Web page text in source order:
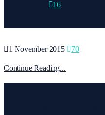
16
1 November 2015 70
Continue Reading...